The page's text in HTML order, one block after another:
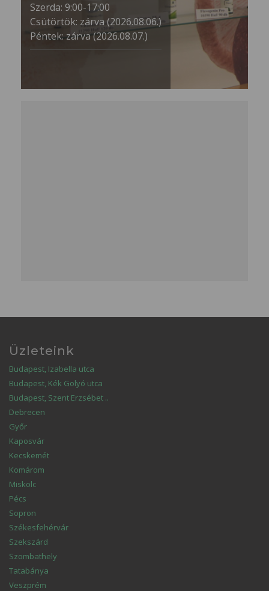
Szerda: 9:00-17:00
Csütörtök: zárva (2026.08.06.)
Péntek: zárva (2026.08.07.)
Üzleteink
Budapest, Izabella utca
Budapest, Kék Golyó utca
Budapest, Szent Erzsébet ..
Debrecen
Győr
Kaposvár
Kecskemét
Komárom
Miskolc
Pécs
Sopron
Székesfehérvár
Szekszárd
Szombathely
Tatabánya
Veszprém